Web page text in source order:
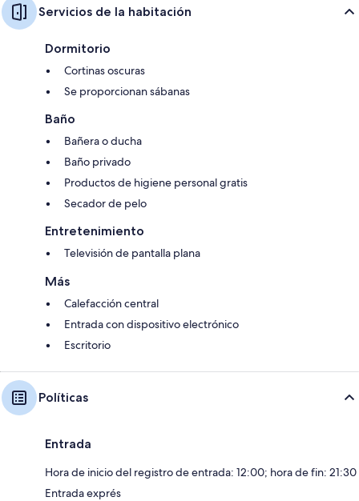
Servicios de la habitación
Dormitorio
Cortinas oscuras
Se proporcionan sábanas
Baño
Bañera o ducha
Baño privado
Productos de higiene personal gratis
Secador de pelo
Entretenimiento
Televisión de pantalla plana
Más
Calefacción central
Entrada con dispositivo electrónico
Escritorio
Políticas
Entrada
Hora de inicio del registro de entrada: 12:00; hora de fin: 21:30
Entrada exprés